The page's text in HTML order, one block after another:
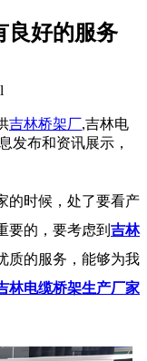
良好的服务
吉林桥架厂,吉林电
发布和资讯展示，
的时候，处了要看产
要的，要考虑到 吉林
质的服务，能够为我
林电缆桥架生产厂家